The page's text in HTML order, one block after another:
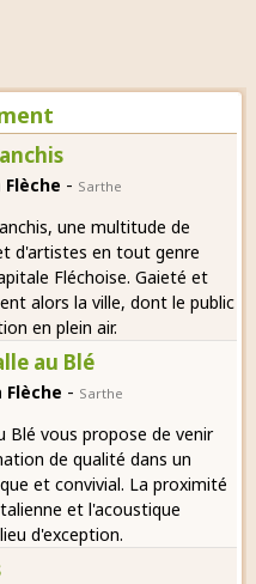
Flèche - Sarthe
une multitude de
d'artistes en tout genre
Fléchoise. Gaieté et
alors la ville, dont le public
en plein air.
au Blé
Flèche - Sarthe
Blé vous propose de venir
de qualité dans un
et convivial. La proximité
et l'acoustique
d'exception.